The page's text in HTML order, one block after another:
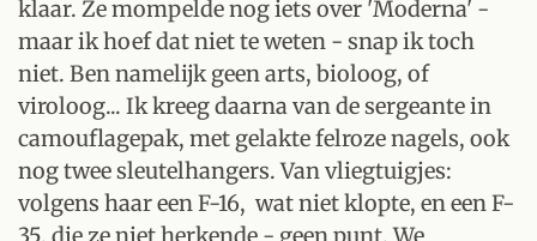
klaar. Ze mompelde nog iets over 'Moderna' -
maar ik hoef dat niet te weten - snap ik toch
niet. Ben namelijk geen arts, bioloog, of
viroloog... Ik kreeg daarna van de sergeante in
camouflagepak, met gelakte felroze nagels, ook
nog twee sleutelhangers. Van vliegtuigjes:
volgens haar een F-16, wat niet klopte, en een F-